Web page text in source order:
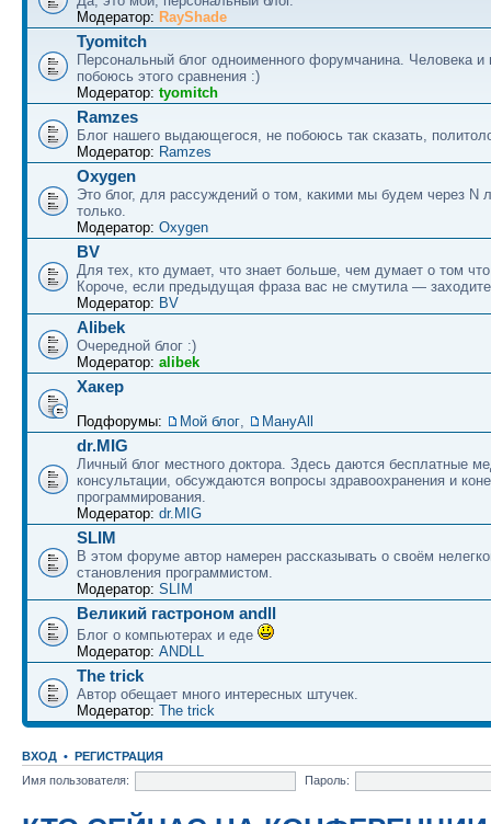
Модератор: RayShade
Tyomitch
Персональный блог одноименного форумчанина. Человека и
побоюсь этого сравнения :)
Модератор: tyomitch
Ramzes
Блог нашего выдающегося, не побоюсь так сказать,
Модератор: Ramzes
Oxygen
Это блог, для рассуждений о том, какими мы будем через N
только.
Модератор: Oxygen
BV
Для тех, кто думает, что знает больше, чем думает о том что
Короче, если предыдущая фраза вас не смутила —
Модератор: BV
Alibek
Очередной блог :)
Модератор: alibek
Хакер
Подфорумы: Мой блог, МануAll
dr.MIG
Личный блог местного доктора. Здесь даются бесплатные
консультации, обсуждаются вопросы здравоохранения и
программирования.
Модератор: dr.MIG
SLIM
В этом форуме автор намерен рассказывать о своём
становления программистом.
Модератор: SLIM
Великий гастроном andll
Блог о компьютерах и еде
Модератор: ANDLL
The trick
Автор обещает много интересных штучек.
Модератор: The trick
ВХОД • РЕГИСТРАЦИЯ
Имя пользователя:
Пароль: